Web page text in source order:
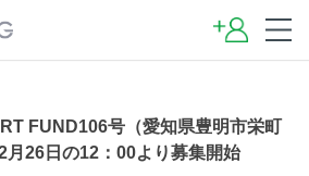
FUND106号（愛知県豊明市栄町
月26日の12：00より募集開始